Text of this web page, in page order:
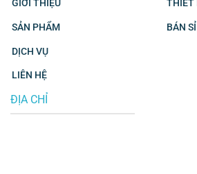
GIỚI THIỆU
SẢN PHẨM
DỊCH VỤ
LIÊN HỆ
THIẾT
BÁN
ĐỊA CHỈ